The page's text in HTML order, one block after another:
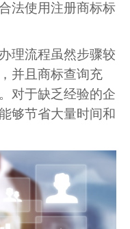
法使用注册商标标
理流程虽然步骤较
并且商标查询充
对于缺乏经验的企
够节省大量时间和